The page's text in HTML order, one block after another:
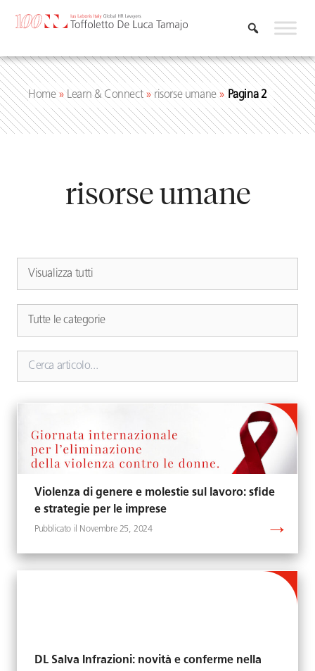
Home» Learn & Connect» risorse umane» Pagina 2
risorse umane
Violenza di genere e molestie sul lavoro: sfide
e strategie per le imprese
Novembre 25, 2024
DL Salva Infrazioni: novità e conferme nella